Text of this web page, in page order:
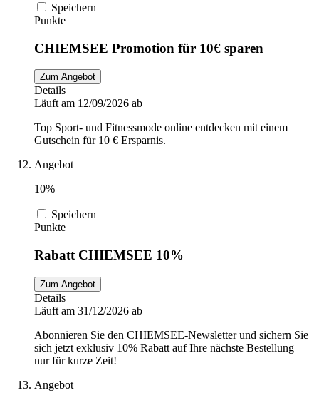
Speichern
Punkte
CHIEMSEE Promotion für 10€ sparen
Zum Angebot
Details
Läuft am 12/09/2026 ab
Top Sport- und Fitnessmode online entdecken mit einem
Gutschein für 10 € Ersparnis.
Angebot
10%
Speichern
Punkte
Rabatt CHIEMSEE 10%
Zum Angebot
Details
Läuft am 31/12/2026 ab
Abonnieren Sie den CHIEMSEE-Newsletter und sichern Sie
sich jetzt exklusiv 10% Rabatt auf Ihre nächste Bestellung –
nur für kurze Zeit!
Angebot